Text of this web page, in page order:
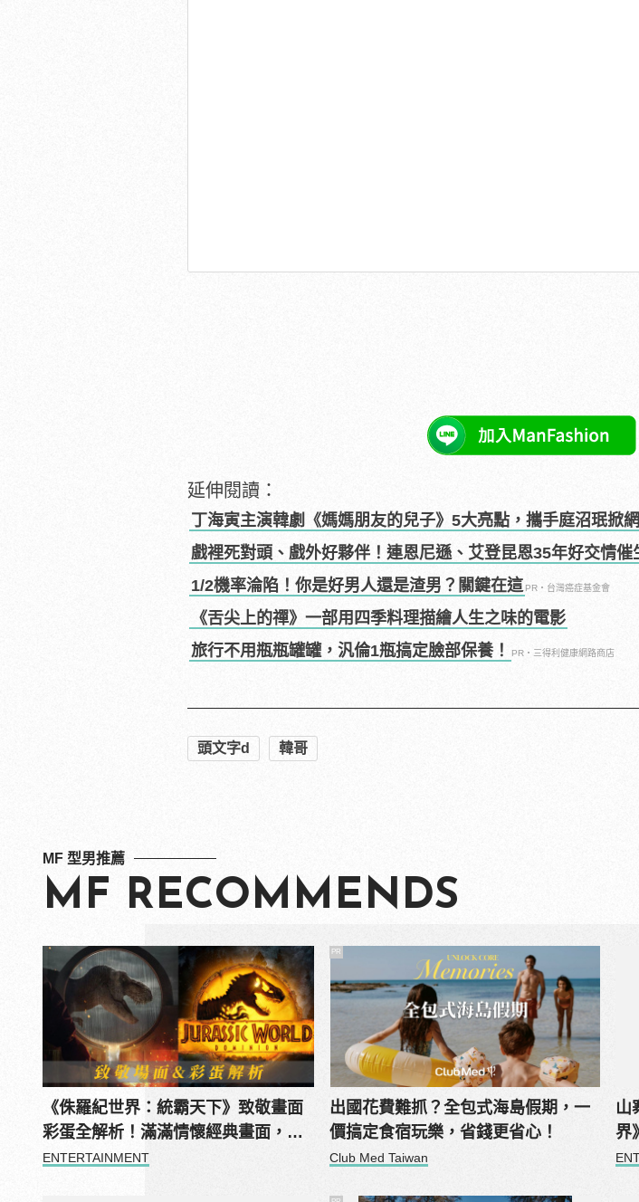
延伸閱讀：
丁海寅主演韓劇《媽媽朋友的兒子》5大亮點，攜手庭沼珉掀網
戲裡死對頭、戲外好夥伴！連恩尼遜、艾登昆恩35年好交情催
1/2機率淪陷！你是好男人還是渣男？關鍵在這PR・台灣癌症基金會
《舌尖上的禪》一部用四季料理描繪人生之味的電影
旅行不用瓶瓶罐罐，汎倫1瓶搞定臉部保養！
PR・三得利健康網路商店
頭文字d 韓哥
MF 型男推薦
MF RECOMMENDS
《侏羅紀世界：統霸天下》致敬畫面
彩蛋全解析！滿滿情懷經典畫面，老
影迷才看得懂！
ENTERTAINMENT
PR
出國花費難抓？全包式海島假期，一
價搞定食宿玩樂，省錢更省心！
Club Med Taiwan
山
界
如